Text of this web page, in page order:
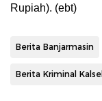
Rupiah). (ebt)
Berita Banjarmasin
Berita Kriminal Kalsel